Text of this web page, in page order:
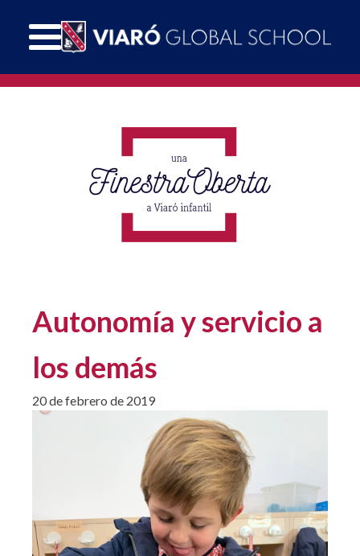
Autonomía y servicio a
los demás
20 de febrero de 2019